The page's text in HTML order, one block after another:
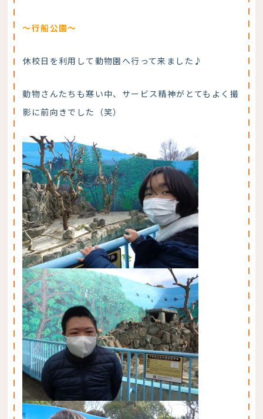
～行船公園～
休校日を利用して動物園へ行って来ました♪
動物さんたちも寒い中、サービス精神がとてもよく撮
影に前向きでした（笑）